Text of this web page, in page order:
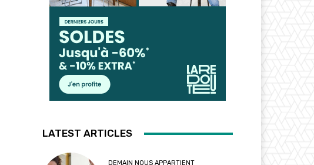
LATEST ARTICLES
DEMAIN NOUS APPARTIENT